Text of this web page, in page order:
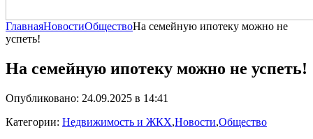
ГлавнаяНовостиОбществоНа семейную ипотеку можно не
успеть!
На семейную ипотеку можно не успеть!
Опубликовано: 24.09.2025 в 14:41
Категории: Недвижимость и ЖКХ,Новости,Общество